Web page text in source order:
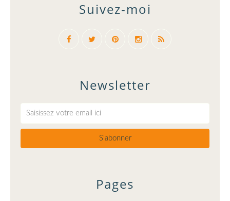
Newsletter
Pages
Suivez-moi